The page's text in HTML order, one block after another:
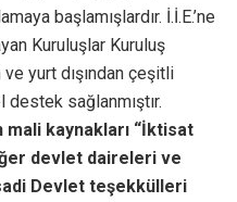
başlamışlardır. İ.İ.E.’ne
Kuruluşlar Kuruluş
ve yurt dışından çeşitli
sağlanmıştır.
mali kaynakları “İktisat
devlet daireleri ve
Devlet teşekkülleri